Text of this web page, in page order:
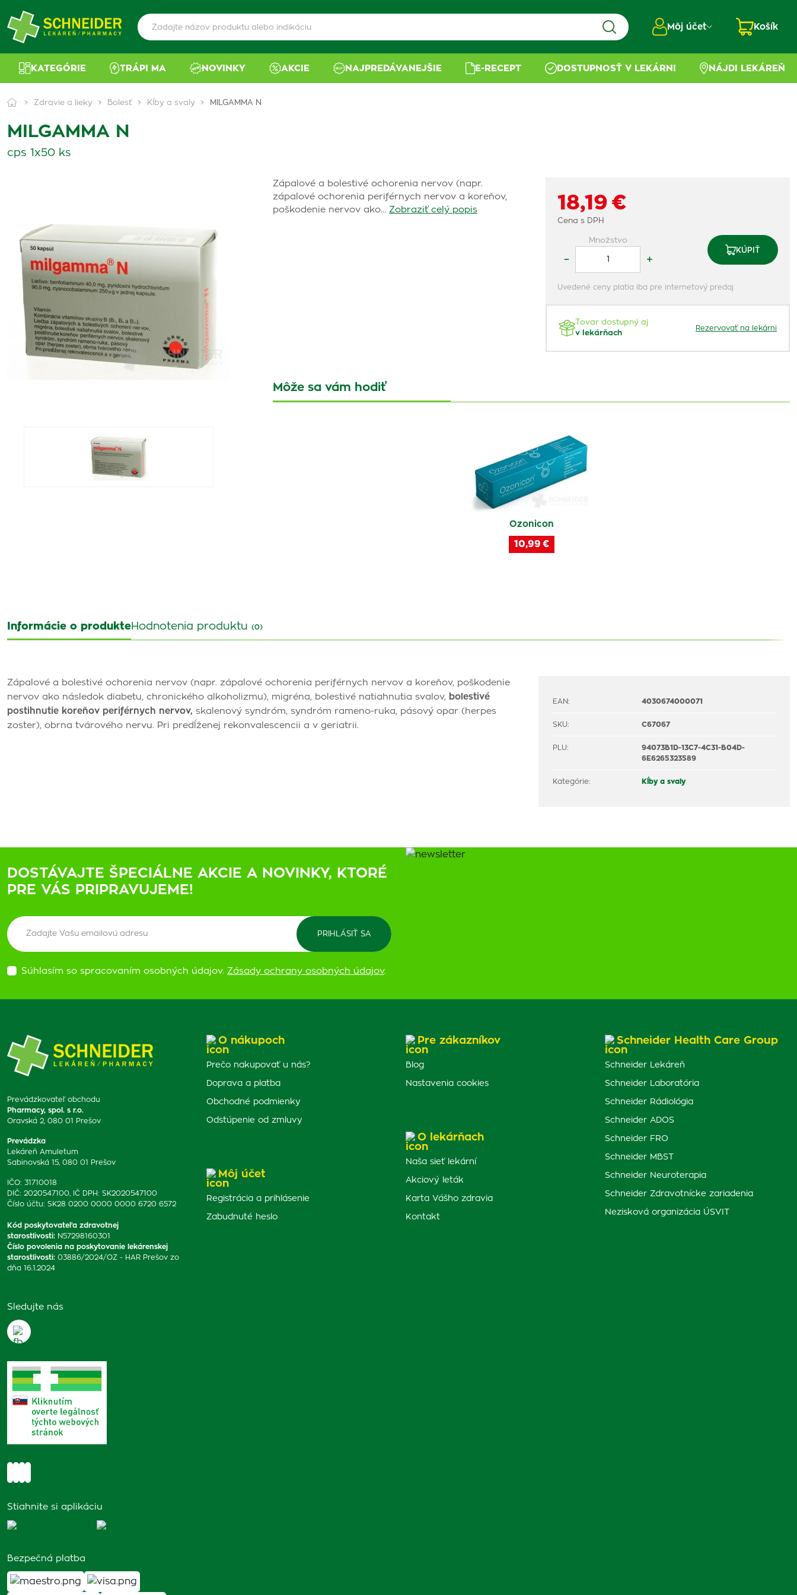
Môj účet Košík
KATEGÓRIE TRÁPI MA NOVINKY AKCIE NAJPREDÁVANEJŠIE E-RECEPT DOSTUPNOSŤ V LEKÁRNI NÁJDI LEKÁREŇ
Zdravie a lieky Bolesť Kĺby a svaly MILGAMMA N
MILGAMMA N
cps 1x50 ks
Zápalové a bolestivé ochorenia nervov (napr.
zápalové ochorenia periférnych nervov a koreňov,
poškodenie nervov ako… Zobraziť celý popis 18,19 €
Cena s DPH
Množstvo
– +
KÚPIŤ
Uvedené ceny platia iba pre internetový predaj
Tovar dostupný aj
v lekárňach
Rezervovať na lekárni
Môže sa vám hodiť
Ozonicon
10,99 €
Informácie o produkteHodnotenia produktu (0)
Zápalové a bolestivé ochorenia nervov (napr. zápalové ochorenia periférnych nervov a koreňov, poškodenie
nervov ako následok diabetu, chronického alkoholizmu), migréna, bolestivé natiahnutia svalov, bolestivé
postihnutie koreňov periférnych nervov, skalenový syndróm, syndróm rameno-ruka, pásový opar (herpes
zoster), obrna tvárového nervu. Pri predĺženej rekonvalescencii a v geriatrii.
EAN: 4030674000071
SKU: C67067
PLU:
94073B1D-13C7-4C31-B04D-
6E6265323589
Kategórie: Kĺby a svaly
DOSTÁVAJTE ŠPECIÁLNE AKCIE A NOVINKY, KTORÉ
PRE VÁS PRIPRAVUJEME!
Súhlasím so spracovaním osobných údajov. Zásady ochrany osobných údajov.
Prevádzkovateľ obchodu
Pharmacy, spol. s r.o.
Oravská 2, 080 01 Prešov
Prevádzka
Lekáreň Amuletum
Sabinovská 15, 080 01 Prešov
IČO: 31710018
DIČ: 2020547100, IČ DPH: SK2020547100
Číslo účtu: SK28 0200 0000 0000 6720 6572
Kód poskytovateľa zdravotnej
starostlivosti: N57298160301
Číslo povolenia na poskytovanie lekárenskej
starostlivosti: 03886/2024/OZ - HAR Prešov zo
dňa 16.1.2024
Sledujte nás
Stiahnite si aplikáciu
Bezpečná platba
O nákupoch
Prečo nakupovať u nás?
Doprava a platba
Obchodné podmienky
Odstúpenie od zmluvy
Môj účet
Registrácia a prihlásenie
Zabudnuté heslo
Pre zákazníkov
Blog
Nastavenia cookies
O lekárňach
Naša sieť lekární
Akciový leták
Karta Vášho zdravia
Kontakt
Schneider Health Care Group
Schneider Lekáreň
Schneider Laboratória
Schneider Rádiológia
Schneider ADOS
Schneider FRO
Schneider MBST
Schneider Neuroterapia
Schneider Zdravotnícke zariadenia
Nezisková organizácia ÚSVIT